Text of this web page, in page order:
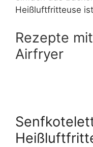
Heißluftfritteuse
Rezepte
Airfryer